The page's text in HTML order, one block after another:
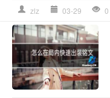
zlz 03-29 0